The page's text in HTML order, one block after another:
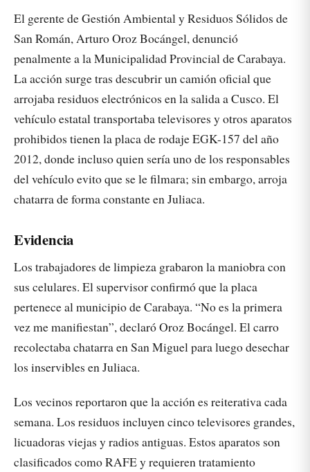
El gerente de Gestión Ambiental y Residuos Sólidos de
San Román, Arturo Oroz Bocángel, denunció
penalmente a la Municipalidad Provincial de Carabaya.
La acción surge tras descubrir un camión oficial que
arrojaba residuos electrónicos en la salida a Cusco. El
vehículo estatal transportaba televisores y otros aparatos
prohibidos tienen la placa de rodaje EGK-157 del año
2012, donde incluso quien sería uno de los responsables
del vehículo evito que se le filmara; sin embargo, arroja
chatarra de forma constante en Juliaca.
Evidencia
Los trabajadores de limpieza grabaron la maniobra con
sus celulares. El supervisor confirmó que la placa
pertenece al municipio de Carabaya. “No es la primera
vez me manifiestan”, declaró Oroz Bocángel. El carro
recolectaba chatarra en San Miguel para luego desechar
los inservibles en Juliaca.
Los vecinos reportaron que la acción es reiterativa cada
semana. Los residuos incluyen cinco televisores grandes,
licuadoras viejas y radios antiguas. Estos aparatos son
clasificados como RAFE y requieren tratamiento